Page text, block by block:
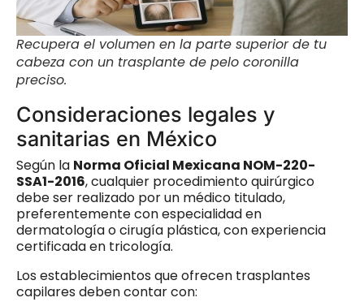
Recupera el volumen en la parte superior de tu
cabeza con un trasplante de pelo coronilla
preciso.
Consideraciones legales y
sanitarias en México
Según la Norma Oficial Mexicana NOM-220-
SSA1-2016, cualquier procedimiento quirúrgico
debe ser realizado por un médico titulado,
preferentemente con especialidad en
dermatología o cirugía plástica, con experiencia
certificada en tricología.
Los establecimientos que ofrecen trasplantes
capilares deben contar con: